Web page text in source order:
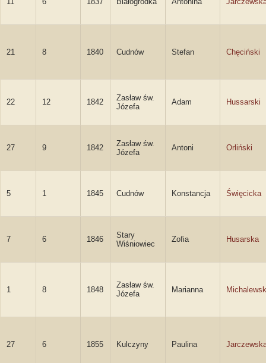
21 8 1840 Cudnów Stefan Chęciński
22 12 1842
Zasław św.
Józefa
Adam Hussarski
27 9 1842
Zasław św.
Józefa
Antoni Orliński
5 1 1845 Cudnów Konstancja Święcicka
7 6 1846
Stary
Wiśniowiec
Zofia Husarska
1 8 1848
Zasław św.
Józefa
Marianna
27 6 1855 Kulczyny Paulina